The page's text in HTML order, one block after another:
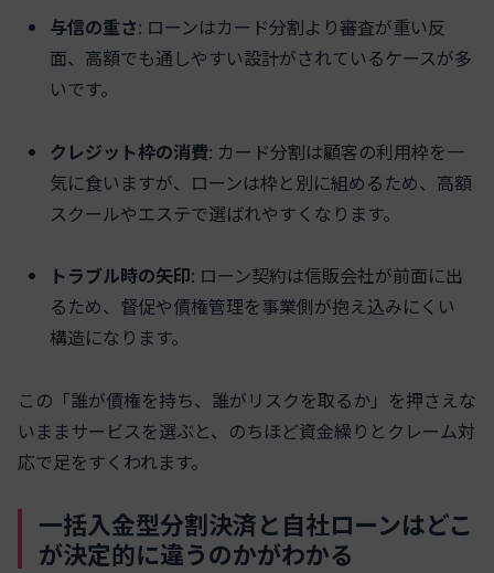
与信の重さ: ローンはカード分割より審査が重い反
面、高額でも通しやすい設計がされているケースが多
いです。
クレジット枠の消費: カード分割は顧客の利用枠を一
気に食いますが、ローンは枠と別に組めるため、高額
スクールやエステで選ばれやすくなります。
トラブル時の矢印: ローン契約は信販会社が前面に出
るため、督促や債権管理を事業側が抱え込みにくい
構造になります。
この「誰が債権を持ち、誰がリスクを取るか」を押さえな
いままサービスを選ぶと、のちほど資金繰りとクレーム対
応で足をすくわれます。
一括入金型分割決済と自社ローンはどこ
が決定的に違うのかがわかる